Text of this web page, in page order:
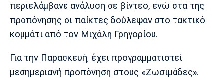
Μάντσεστερ
Σίτι
Ίντερ Μίλαν Μπάγερν
περιελάμβανε ανάλυση σε βίντεο, ενώ στα της
προπόνησης οι παίκτες δούλεψαν στο τακτικό
κομμάτι από τον Μιχάλη Γρηγορίου.
Για την Παρασκευή, έχει προγραμματιστεί
μεσημεριανή προπόνηση στους «Ζωσιμάδες».